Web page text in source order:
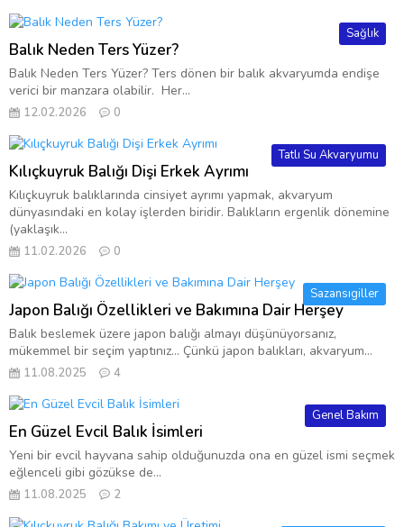
Sağlık
Balık Neden Ters Yüzer?
Balık Neden Ters Yüzer? Ters dönen bir balık akvaryumda endişe
verici bir manzara olabilir. Her...
12.02.2026 0
Tatlı Su Akvaryumu
Kılıçkuyruk Balığı Dişi Erkek Ayrımı
Kılıçkuyruk balıklarında cinsiyet ayrımı yapmak, akvaryum
dünyasındaki en kolay işlerden biridir. Balıkların ergenlik dönemine
(yaklaşık...
11.02.2026 0
Sazansıgiller
Japon Balığı Özellikleri ve Bakımına Dair Herşey
Balık beslemek üzere japon balığı almayı düşünüyorsanız,
mükemmel bir seçim yaptınız… Çünkü japon balıkları, akvaryum...
11.08.2025 4
Genel Bakım
En Güzel Evcil Balık İsimleri
Yeni bir evcil hayvana sahip olduğunuzda ona en güzel ismi seçmek
eğlenceli gibi gözükse de...
11.08.2025 2